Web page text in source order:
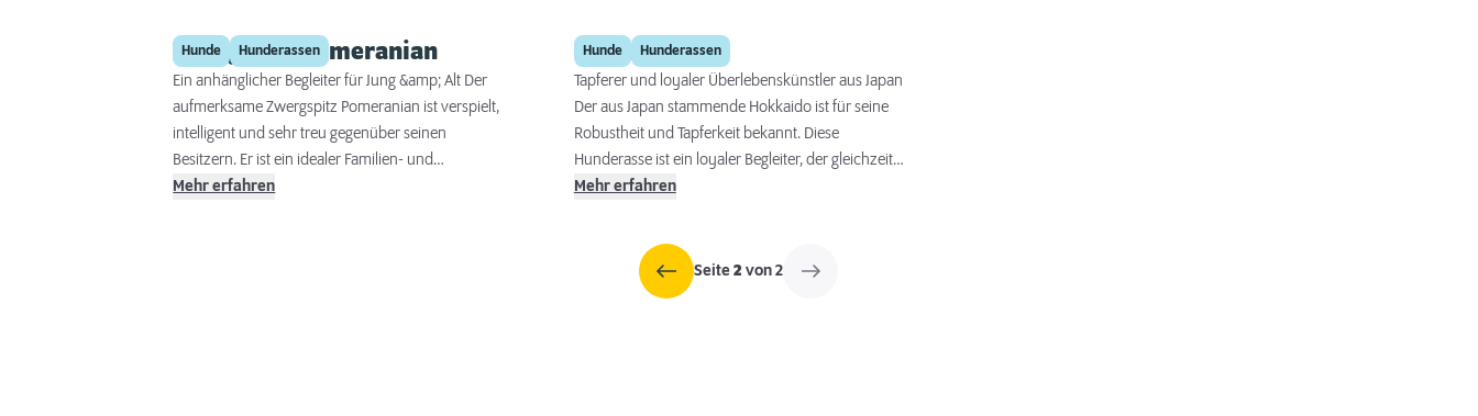
geeignet.
Hunde Hunderassen
Zwergspitz Pomeranian
Ein anhänglicher Begleiter für Jung &amp; Alt Der
aufmerksame Zwergspitz Pomeranian ist verspielt,
intelligent und sehr treu gegenüber seinen
Besitzern. Er ist ein idealer Familien- und
Anfängerhund und der kleinste Vertreter der
Mehr erfahren
Hunde Hunderassen
Hokkaido
Tapferer und loyaler Überlebenskünstler aus Japan
Der aus Japan stammende Hokkaido ist für seine
Robustheit und Tapferkeit bekannt. Diese
Hunderasse ist ein loyaler Begleiter, der gleichzeitig
seine Unabhängigkeit bewahrt. Mit seinem
aufbringen können, um seine Bedürfnisse zu
Mehr erfahren
Seite2 von 2